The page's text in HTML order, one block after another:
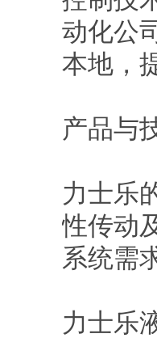
动化公
本地，
产品与
力士乐
性传动
系统需
力士乐